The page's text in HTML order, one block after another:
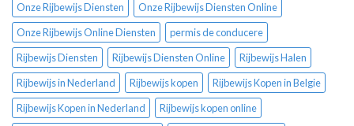
Onze Rijbewijs Diensten
Onze Rijbewijs Diensten Online
Onze Rijbewijs Online Diensten
permis de conducere
Rijbewijs Diensten
Rijbewijs Diensten Online
Rijbewijs Halen
Rijbewijs in Nederland
Rijbewijs kopen
Rijbewijs Kopen in Belgie
Rijbewijs Kopen in Nederland
Rijbewijs kopen online